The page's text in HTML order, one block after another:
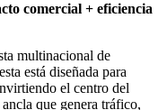
comercial + eficiencia
multinacional de
está diseñada para
el centro del
que genera tráfico,